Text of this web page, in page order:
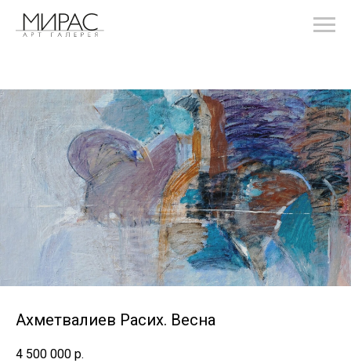
Ахметвалиев Расих. Весна
4 500 000 р.